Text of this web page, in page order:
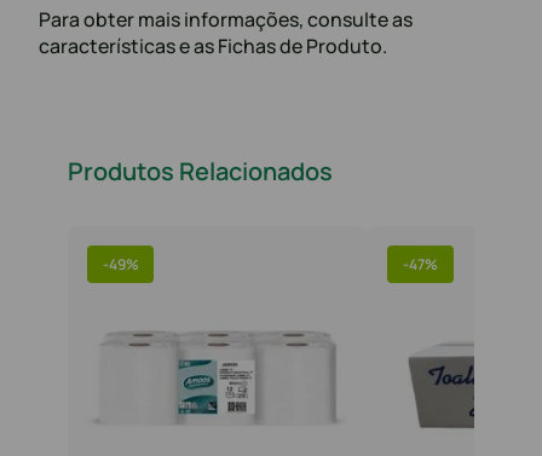
Para obter mais informações, consulte as
características e as Fichas de Produto.
Produtos Relacionados
-49% -47%